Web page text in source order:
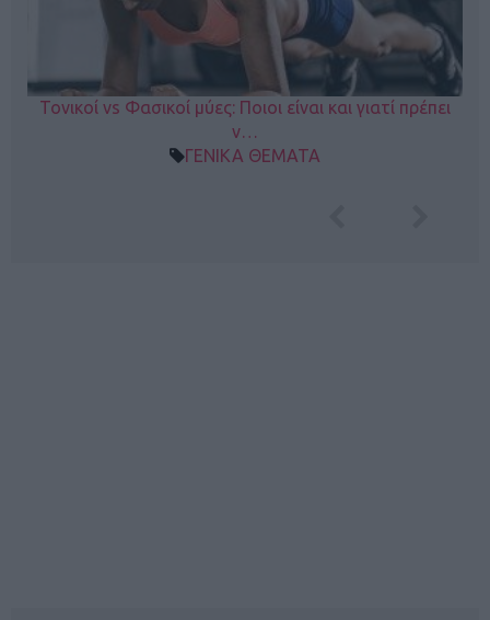
Τονικοί vs Φασικοί μύες: Ποιοι είναι και γιατί πρέπει
ν…
ΓΕΝΙΚΑ ΘΕΜΑΤΑ